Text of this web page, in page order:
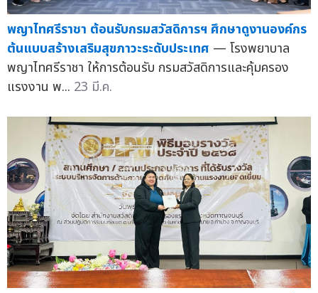
พญาไทศรีราชา ต้อนรับกรมสวัสดิการฯ ศึกษาดูงานองค์กร
ต้นแบบสร้างเสริมสุขภาวะระดับประเทศ — โรงพยาบาล
พญาไทศรีราชา ให้การต้อนรับ กรมสวัสดิการและคุ้มครอง
แรงงาน พ... 23 มี.ค.